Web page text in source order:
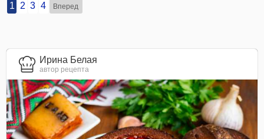
1 2 3 4 Вперед
Ирина Белая
автор рецепта